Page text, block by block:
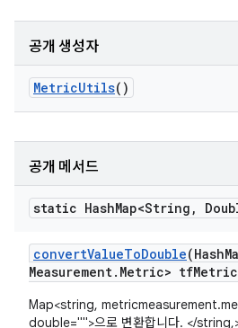
공개 생성자
MetricUtils()
공개 메서드
static HashMap<String ,
convertValueToDouble(Hash
Measurement. Metric> tf
Map<string,
double="">으로 변환합니다. </